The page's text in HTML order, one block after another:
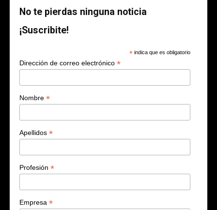
No te pierdas ninguna noticia
¡Suscribite!
* indica que es obligatorio
Dirección de correo electrónico *
Nombre *
Apellidos *
Profesión *
Empresa *